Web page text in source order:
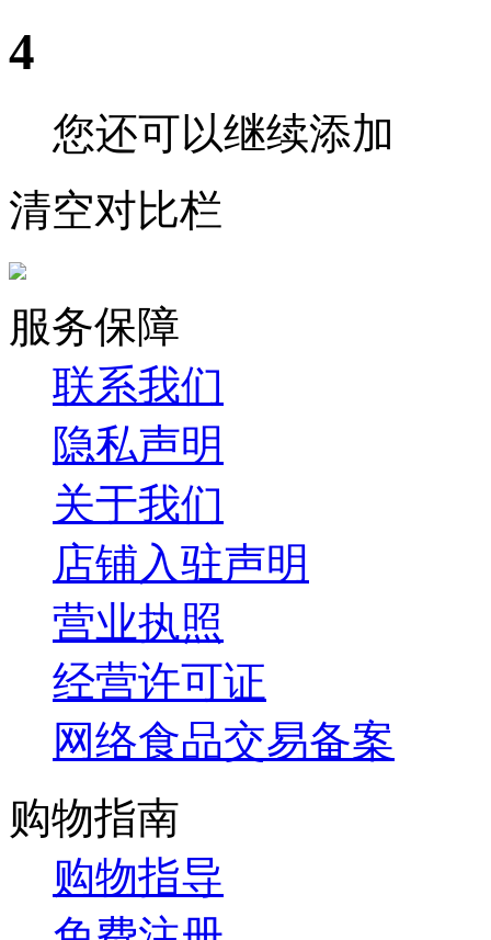
4
您还可以继续添加
清空对比栏
服务保障
联系我们
隐私声明
关于我们
店铺入驻声明
营业执照
经营许可证
网络食品交易备案
购物指南
购物指导